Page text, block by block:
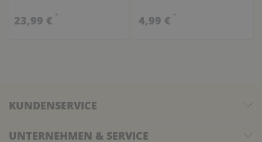
23,99 € * 4,99 € *
KUNDENSERVICE
UNTERNEHMEN & SERVICE